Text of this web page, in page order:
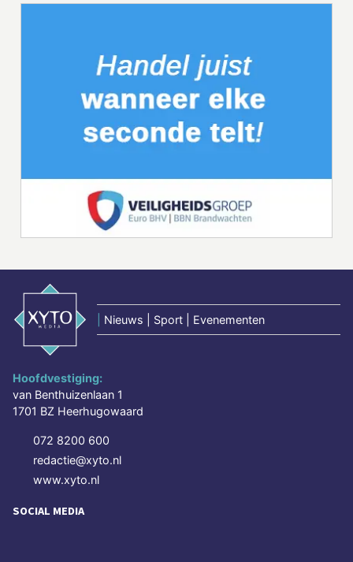
Nieuws | Sport | Evenementen
Hoofdvestiging:
van Benthuizenlaan 1
1701 BZ Heerhugowaard
072 8200 600
redactie@xyto.nl
www.xyto.nl
SOCIAL MEDIA